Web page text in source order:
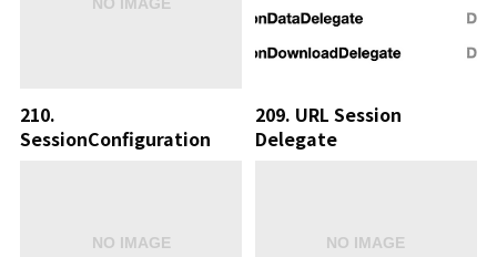
210.
SessionConfiguration
209. URL Session
Delegate